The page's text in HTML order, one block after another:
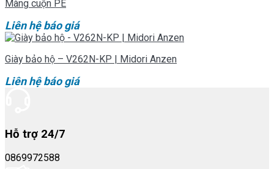
Màng cuộn PE
Liên hệ báo giá
Giày bảo hộ – V262N-KP | Midori Anzen
Liên hệ báo giá
Hỗ trợ 24/7
0869972588